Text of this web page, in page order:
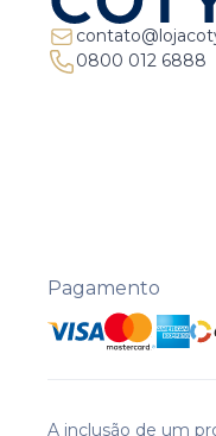
0800 012 6888
Pagamento
A inclusão de um